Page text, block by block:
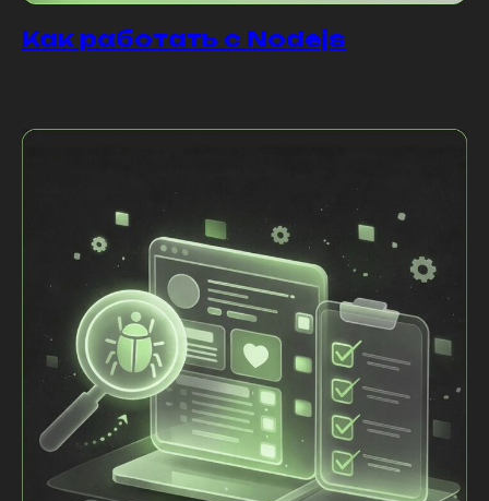
Как работать с Nodejs